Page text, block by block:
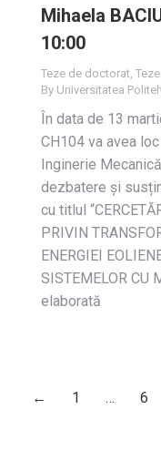
Mihaela
10:00
Teze de doctorat,
By Universitatea
În data de 13
CH104 va avea
Inginerie
dezbatere și
cu titlul
PRIVIN
ENERGIEI
SISTEMELOR CU
elaborată
← 1 … 6